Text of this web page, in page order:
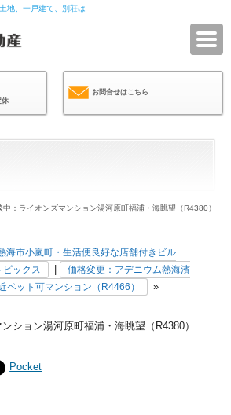
地、一戸建て、別荘は
休
お問合せはこちら
中：ライオンズマンション湯河原町福浦・海眺望（R4380）
海市小嵐町・生活便良好な店舗付きビル
ピックス
価格変更：アデニウム熱海濱
ペット可マンション（R4466）
»
ション湯河原町福浦・海眺望（R4380）
Pocket